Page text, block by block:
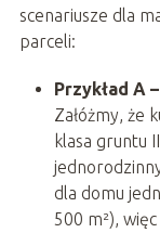
scenariusze dla
parceli:
Przykład A
Załóżmy, że
klasa gruntu
dla domu
500 m²),